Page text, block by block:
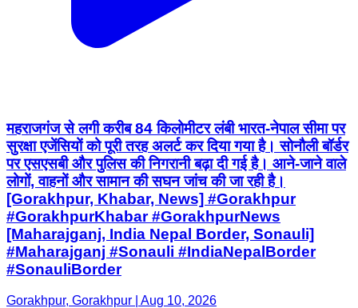
महराजगंज से लगी करीब 84 किलोमीटर लंबी भारत-नेपाल सीमा पर
सुरक्षा एजेंसियों को पूरी तरह अलर्ट कर दिया गया है। सोनौली बॉर्डर
पर एसएसबी और पुलिस की निगरानी बढ़ा दी गई है। आने-जाने वाले
लोगों, वाहनों और सामान की सघन जांच की जा रही है।
[Gorakhpur, Khabar, News] #Gorakhpur
#GorakhpurKhabar #GorakhpurNews
[Maharajganj, India Nepal Border, Sonauli]
#Maharajganj #Sonauli #IndiaNepalBorder
#SonauliBorder
Gorakhpur, Gorakhpur | Aug 10, 2026